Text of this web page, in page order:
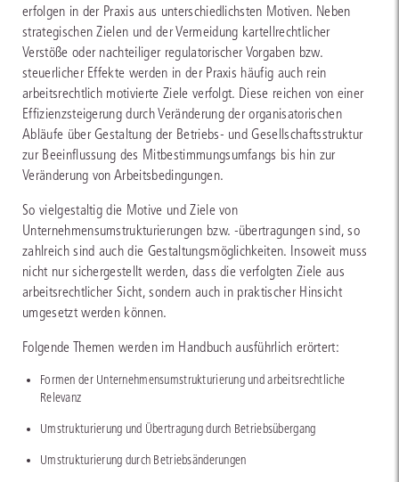
erfolgen in der Praxis aus unterschiedlichsten Motiven. Neben
strategischen Zielen und der Vermeidung kartellrechtlicher
Verstöße oder nachteiliger regulatorischer Vorgaben bzw.
steuerlicher Effekte werden in der Praxis häufig auch rein
arbeitsrechtlich motivierte Ziele verfolgt. Diese reichen von einer
Effizienzsteigerung durch Veränderung der organisatorischen
Abläufe über Gestaltung der Betriebs- und Gesellschaftsstruktur
zur Beeinflussung des Mitbestimmungsumfangs bis hin zur
Veränderung von Arbeitsbedingungen.
So vielgestaltig die Motive und Ziele von
Unternehmensumstrukturierungen bzw. -übertragungen sind, so
zahlreich sind auch die Gestaltungsmöglichkeiten. Insoweit muss
nicht nur sichergestellt werden, dass die verfolgten Ziele aus
arbeitsrechtlicher Sicht, sondern auch in praktischer Hinsicht
umgesetzt werden können.
Folgende Themen werden im Handbuch ausführlich erörtert:
Formen der Unternehmensumstrukturierung und arbeitsrechtliche
Relevanz
Umstrukturierung und Übertragung durch Betriebsübergang
Umstrukturierung durch Betriebsänderungen